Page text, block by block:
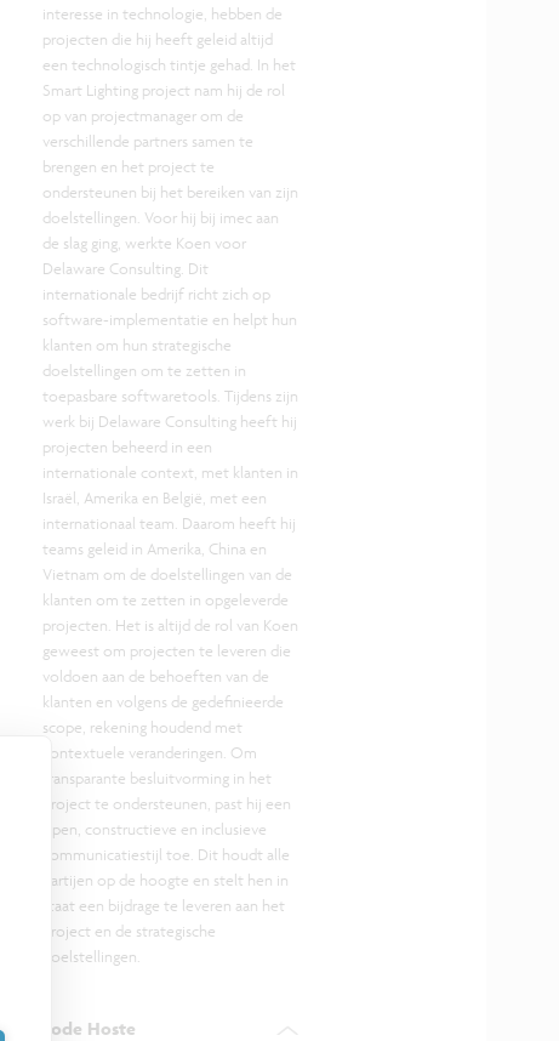
interesse in technologie, hebben de
projecten die hij heeft geleid altijd
een technologisch tintje gehad. In het
Smart Lighting project nam hij de rol
op van projectmanager om de
verschillende partners samen te
brengen en het project te
ondersteunen bij het bereiken van zijn
doelstellingen. Voor hij bij imec aan
de slag ging, werkte Koen voor
Delaware Consulting. Dit
internationale bedrijf richt zich op
software-implementatie en helpt hun
klanten om hun strategische
doelstellingen om te zetten in
toepasbare softwaretools. Tijdens zijn
werk bij Delaware Consulting heeft hij
projecten beheerd in een
internationale context, met klanten in
Israël, Amerika en België, met een
internationaal team. Daarom heeft hij
teams geleid in Amerika, China en
Vietnam om de doelstellingen van de
klanten om te zetten in opgeleverde
projecten. Het is altijd de rol van Koen
geweest om projecten te leveren die
voldoen aan de behoeften van de
klanten en volgens de gedefinieerde
scope, rekening houdend met
contextuele veranderingen. Om
transparante besluitvorming in het
project te ondersteunen, past hij een
open, constructieve en inclusieve
communicatiestijl toe. Dit houdt alle
partijen op de hoogte en stelt hen in
staat een bijdrage te leveren aan het
project en de strategische
doelstellingen.
Lode Hoste